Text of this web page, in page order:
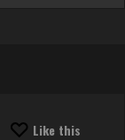
Like this